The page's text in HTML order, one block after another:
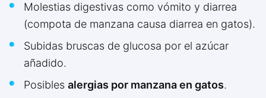
Molestias digestivas como vómito y diarrea
(compota de manzana causa diarrea en gatos).
Subidas bruscas de glucosa por el azúcar
añadido.
Posibles alergias por manzana en gatos.